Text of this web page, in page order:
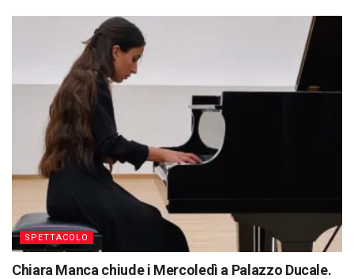
SPETTACOLO
Chiara Manca chiude i Mercoledì a Palazzo Ducale.